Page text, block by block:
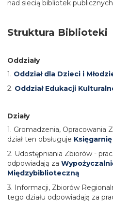
nad siecią bibliotek
Struktura Biblioteki
Oddziały
1. Oddział dla Dzieci i
2. Oddział Edukacji
Działy
1. Gromadzenia, Opracowania
dział ten obsługuje
2. Udostępniania Zbiorów -
odpowiadają za
Międzybiblioteczną
3. Informacji, Zbiorów
tego działu odpowiadają za